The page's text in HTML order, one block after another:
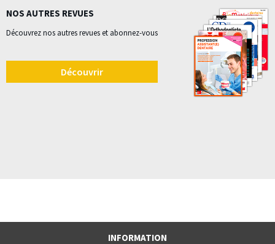
NOS AUTRES REVUES
Découvrez nos autres revues et abonnez-vous
Découvrir
INFORMATION